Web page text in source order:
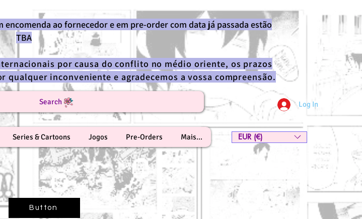
Log In
ao fornecedor e em pre-order com data já passada estão
TBA
por causa do conflito no médio oriente, os prazos
qualquer inconveniente e agradecemos a vossa compreensão.
Search
Series & Cartoons Jogos Pre-Orders Mais... EUR (€)
Button